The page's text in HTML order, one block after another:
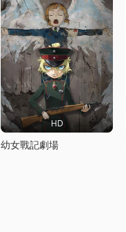
HD
幼女戰記劇場